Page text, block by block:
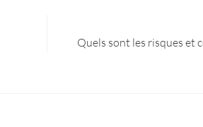
Quels sont les risques et